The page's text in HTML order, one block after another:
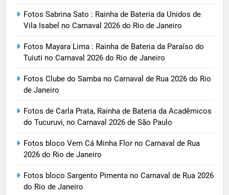
Fotos Sabrina Sato : Rainha de Bateria da Unidos de
Vila Isabel no Carnaval 2026 do Rio de Janeiro
Fotos Mayara Lima : Rainha de Bateria da Paraíso do
Tuiuti no Carnaval 2026 do Rio de Janeiro
Fotos Clube do Samba no Carnaval de Rua 2026 do Rio
de Janeiro
Fotos de Carla Prata, Rainha de Bateria da Acadêmicos
do Tucuruvi, no Carnaval 2026 de São Paulo
Fotos bloco Vem Cá Minha Flor no Carnaval de Rua
2026 do Rio de Janeiro
Fotos bloco Sargento Pimenta no Carnaval de Rua 2026
do Rio de Janeiro